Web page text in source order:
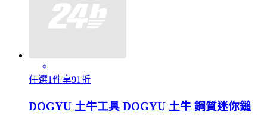
任選1件享91折
DOGYU 土牛工具 DOGYU 土牛 鋼質迷你鎚